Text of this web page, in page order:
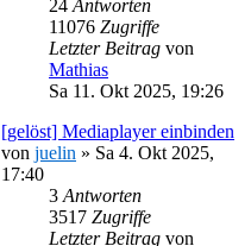
24 Antworten
11076 Zugriffe
Letzter Beitrag von
Mathias
Sa 11. Okt 2025, 19:26
[gelöst] Mediaplayer einbinden
von juelin » Sa 4. Okt 2025,
17:40
3 Antworten
3517 Zugriffe
Letzter Beitrag von